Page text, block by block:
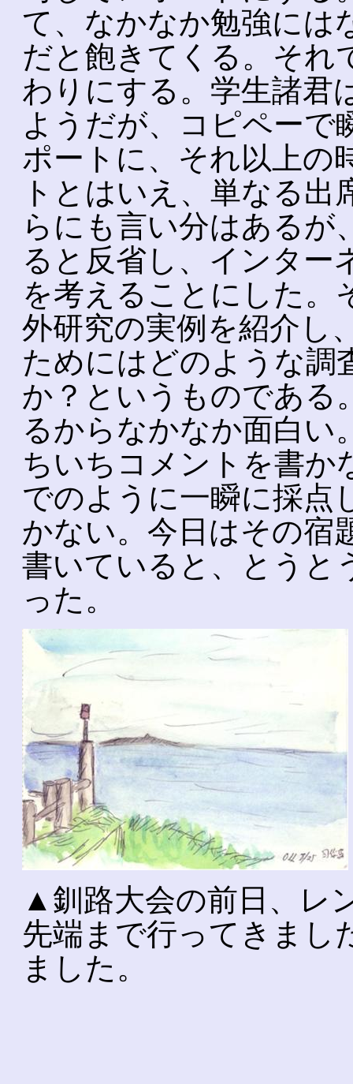
て、なかなか勉強には
だと飽きてくる。それ
わりにする。学生諸君
ようだが、コピペーで
ポートに、それ以上の
トとはいえ、単なる
らにも言い分はあるが
ると反省し、インター
を考えることにした。
外研究の実例を紹介し
ためにはどのような調
か？というものである
るからなかなか面白い
ちいちコメントを書か
でのように一瞬に採点
かない。今日はその宿
書いていると、とうと
った。
▲釧路大会の前日、レ
先端まで行ってきまし
ました。